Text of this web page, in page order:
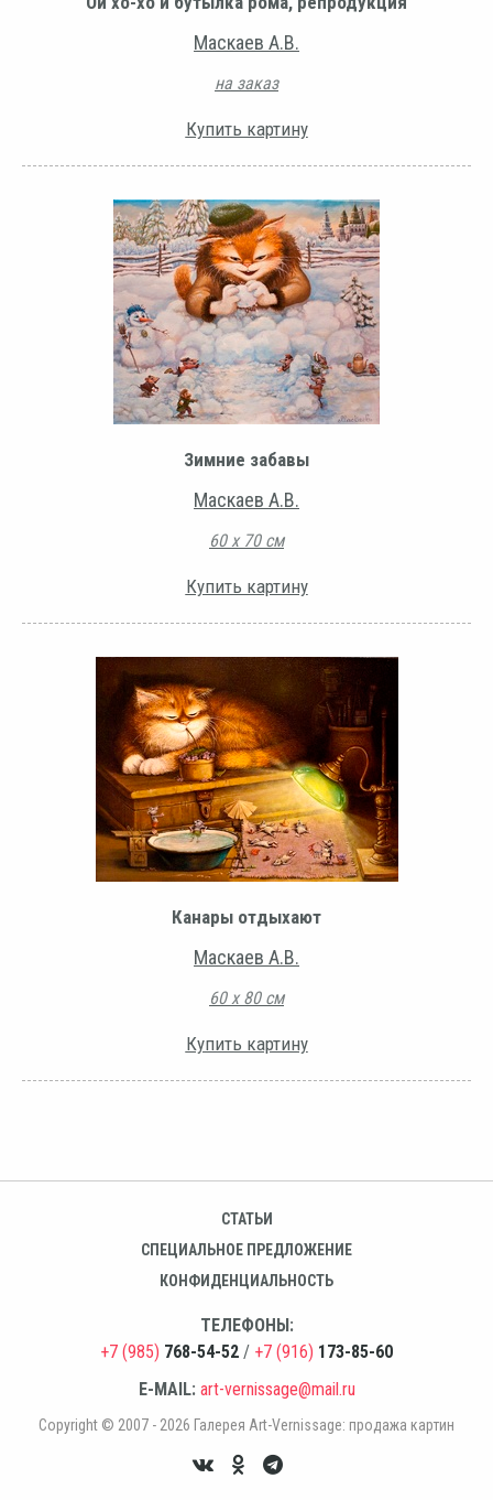
Маскаев А.В.
на заказ
Купить картину
Зимние забавы
Маскаев А.В.
60 х 70 см
Купить картину
Канары отдыхают
Маскаев А.В.
60 х 80 см
Купить картину
СТАТЬИ
СПЕЦИАЛЬНОЕ ПРЕДЛОЖЕНИЕ
КОНФИДЕНЦИАЛЬНОСТЬ
ТЕЛЕФОНЫ:
+7 (985) 768-54-52 / +7 (916) 173-85-60
E-MAIL: art-vernissage@mail.ru
Copyright © 2007 - 2026 Галерея Art-Vernissage: продажа картин